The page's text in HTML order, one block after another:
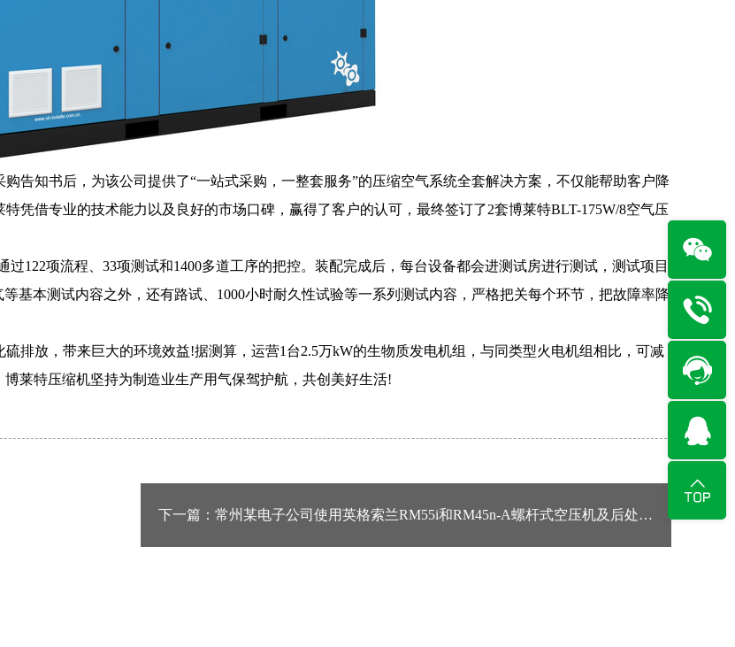
告知书后，为该公司提供了“一站式采购，一整套服务”的压缩空气系统全套解决方案，不仅能帮助客户降
凭借专业的技术能力以及良好的市场口碑，赢得了客户的认可，最终签订了2套博莱特BLT-175W/8空气压
122项流程、33项测试和1400多道工序的把控。装配完成后，每台设备都会进测试房进行测试，测试项目
基本测试内容之外，还有路试、1000小时耐久性试验等一系列测试内容，严格把关每个环节，把故障率降
排放，带来巨大的环境效益!据测算，运营1台2.5万kW的生物质发电机组，与同类型火电机组相比，可减
莱特压缩机坚持为制造业生产用气保驾护航，共创美好生活!
下一篇： 常州某电子公司使用英格索兰RM55i和RM45n-A螺杆式空压机及后处理